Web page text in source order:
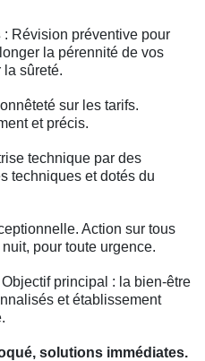
: Révision préventive pour
la pérennité de vos
la sûreté.
sur les tarifs.
et précis.
technique par des
techniques et dotés du
Action sur tous
pour toute urgence.
Objectif principal : la bien-être
et établissement
solutions immédiates.